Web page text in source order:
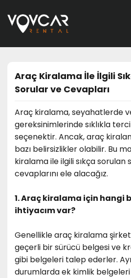
Araç Kiralama İle İlgili
Sorular ve Cevapları
Araç kiralama, seyahatlerde
gereksinimlerinde sıklıkla
seçenektir. Ancak, araç
bazı belirsizlikler olabilir. Bu
kiralama ile ilgili sıkça sorulan
cevaplarını ele alacağız.
1. Araç kiralama için hangi
ihtiyacım var?
Genellikle araç kiralama
geçerli bir sürücü belgesi ve
gibi belgeleri talep ederler.
durumlarda ek kimlik